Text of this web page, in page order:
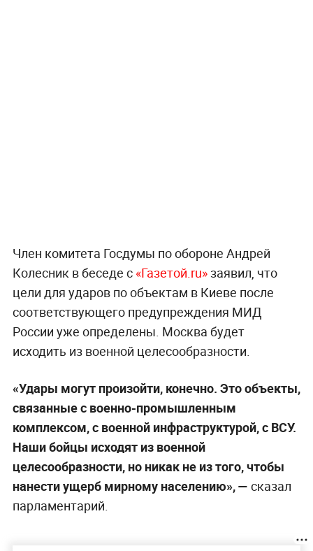
Член комитета Госдумы по обороне Андрей
Колесник в беседе с «Газетой.ru»заявил, что
цели для ударов по объектам в Киеве после
соответствующего предупреждения МИД
России уже определены. Москва будет
исходить из военной целесообразности.
«Удары могут произойти, конечно. Это объекты,
связанные с военно-промышленным
комплексом, с военной инфраструктурой, с ВСУ.
Наши бойцы исходят из военной
целесообразности, но никак не из того, чтобы
нанести ущерб мирному населению», — сказал
парламентарий.